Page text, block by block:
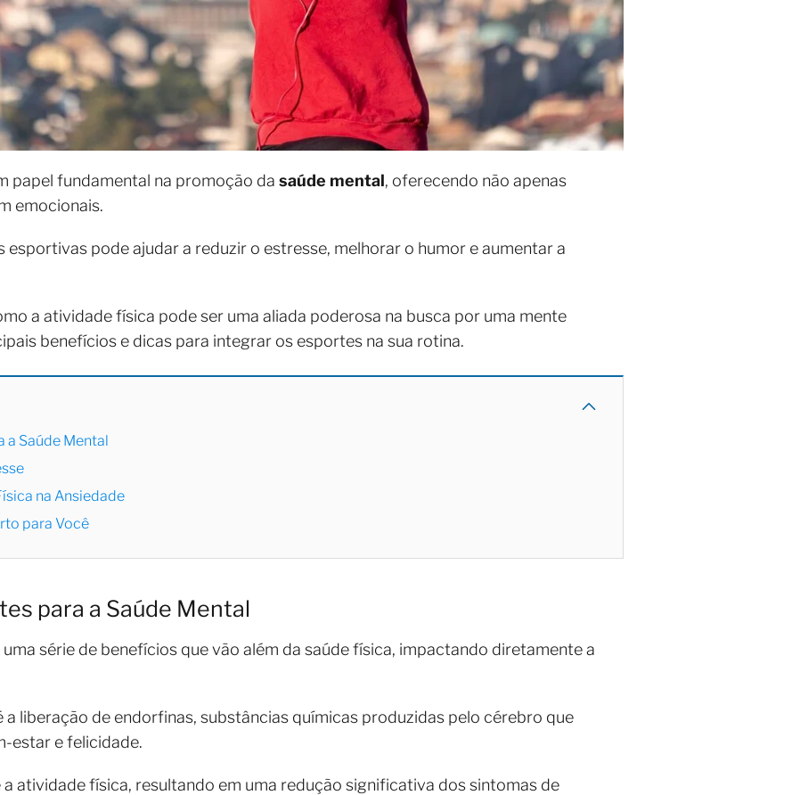
papel fundamental na promoção da saúde mental, oferecendo não apenas
emocionais.
pode ajudar a reduzir o estresse, melhorar o humor e aumentar a
a atividade física pode ser uma aliada poderosa na busca por uma mente
benefícios e dicas para integrar os esportes na sua rotina.
a Saúde Mental
na Ansiedade
para Você
para a Saúde Mental
série de benefícios que vão além da saúde física, impactando diretamente a
liberação de endorfinas, substâncias químicas produzidas pelo cérebro que
estar e felicidade.
atividade física, resultando em uma redução significativa dos sintomas de